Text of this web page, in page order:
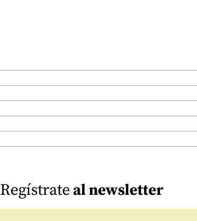
Regístrateal newsletter